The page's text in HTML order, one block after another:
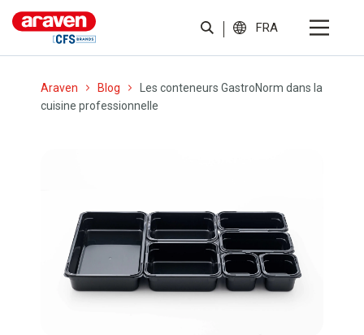
FRA
Araven Blog
Les conteneurs GastroNorm dans la
cuisine professionnelle